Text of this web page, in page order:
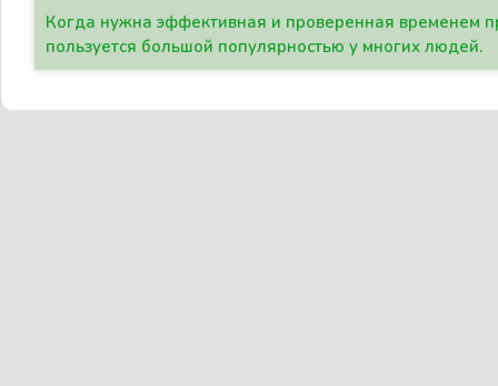
Когда нужна эффективная и проверенная временем
пользуется большой популярностью у многих людей.